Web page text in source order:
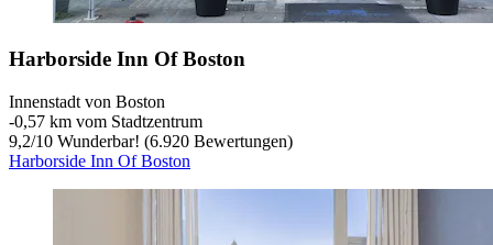
Harborside Inn Of Boston
Innenstadt von Boston
‐0,57 km vom Stadtzentrum
9,2/10 Wunderbar! (6.920 Bewertungen)
Harborside Inn Of Boston